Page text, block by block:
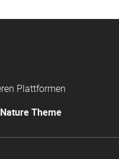
Plattformen
Nature Theme